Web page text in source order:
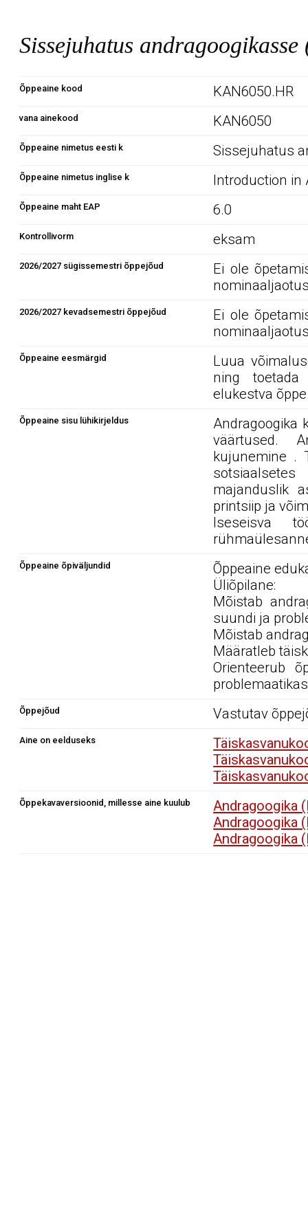
Sissejuhatus
Õppeaine kood KAN6050.HR
vana ainekood KAN6050
Õppeaine nimetus eesti k Sissejuhatus
Õppeaine nimetus inglise k Introduction in
Õppeaine maht EAP 6.0
Kontrollivorm eksam
2026/2027 sügissemestri õppejõud
Ei ole
2026/2027 kevadsemestri õppejõud
Ei ole
Õppeaine eesmärgid
Luua
ning toetada
elukestva
Õppeaine sisu lühikirjeldus
Andragoogika
väärtused.
kujunemine .
majanduslik
printsiip ja
Iseseisva
Õppeaine õpiväljundid
Õppeaine
Üliõpilane:
Mõistab
suundi ja
Mõistab
Määratleb
Orienteerub
Õppejõud Vastutav
Aine on eelduseks
Õppekavaversioonid, millesse aine kuulub
Andragoogika
Andragoogika
Andragoogika